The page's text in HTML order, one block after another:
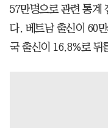
57만명으로 관련 통계
다. 베트남 출신이 60
국 출신이 16.8%로 뒤